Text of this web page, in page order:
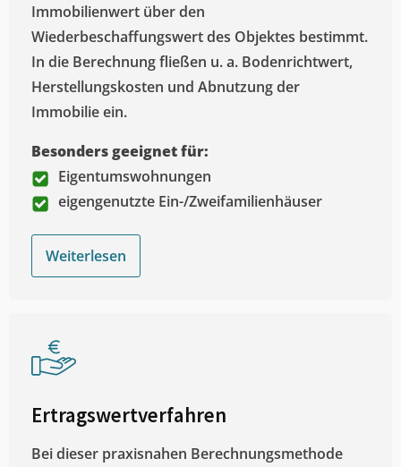
Immobilienwert über den
Wiederbeschaffungswert des Objektes bestimmt.
In die Berechnung fließen u. a. Bodenrichtwert,
Herstellungskosten und Abnutzung der
Immobilie ein.
Besonders geeignet für:
Eigentumswohnungen
eigengenutzte Ein-/Zweifamilienhäuser
Weiterlesen
Ertragswertverfahren
Bei dieser praxisnahen Berechnungsmethode